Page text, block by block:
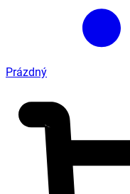
Prázdný